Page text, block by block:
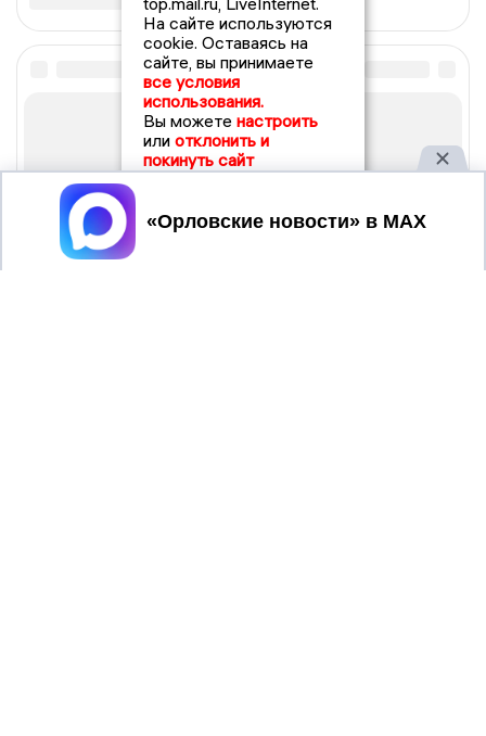
На сайте используются
cookie. Оставаясь на
сайте, вы принимаете
все условия
использования.
Вы можете настроить
или отклонить и
покинуть сайт
Принять